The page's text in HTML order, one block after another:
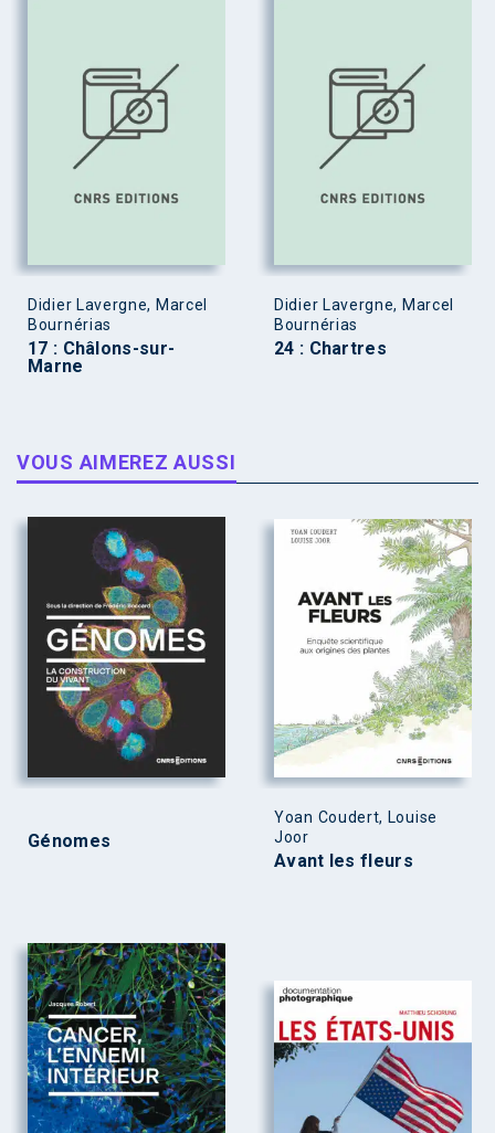
Didier Lavergne, Marcel
Bournérias
17 : Châlons-sur-
Marne
Didier Lavergne, Marcel
Bournérias
24 : Chartres
VOUS AIMEREZ AUSSI
Génomes
Yoan Coudert, Louise
Joor
Avant les fleurs